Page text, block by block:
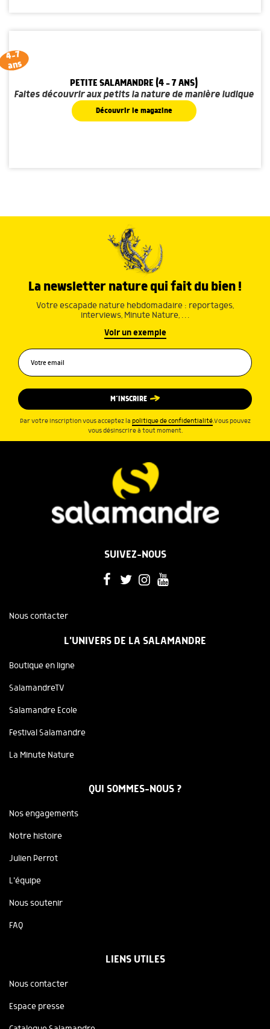
4-7
ans
PETITE SALAMANDRE (4 - 7 ANS)
Faites découvrir aux petits la nature de manière ludique
Découvrir le magazine
La newsletter nature qui fait du bien !
Votre escapade nature hebdomadaire : reportages,
interviews, Minute Nature, …
Voir un exemple
M’INSCRIRE
Par votre inscription vous acceptez la politique de confidentialité.Vous pouvez
vous désinscrire à tout moment.
SUIVEZ-NOUS
Nous contacter
L'UNIVERS DE LA SALAMANDRE
Boutique en ligne
SalamandreTV
Salamandre Ecole
Festival Salamandre
La Minute Nature
QUI SOMMES-NOUS ?
Nos engagements
Notre histoire
Julien Perrot
L'équipe
Nous soutenir
FAQ
LIENS UTILES
Nous contacter
Espace presse